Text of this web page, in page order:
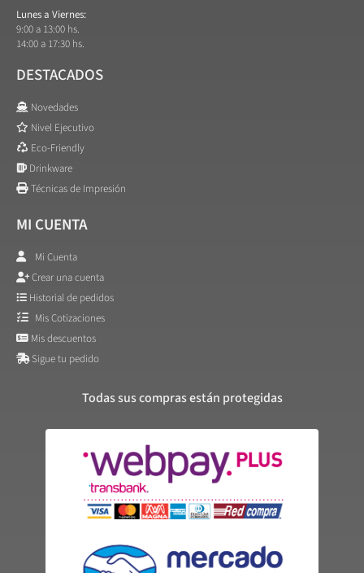
Lunes a Viernes:
9:00 a 13:00 hs.
14:00 a 17:30 hs.
DESTACADOS
Novedades
Nivel Ejecutivo
Eco-Friendly
Drinkware
Técnicas de Impresión
MI CUENTA
Mi Cuenta
Crear una cuenta
Historial de pedidos
Mis Cotizaciones
Mis descuentos
Sigue tu pedido
Todas sus compras están protegidas